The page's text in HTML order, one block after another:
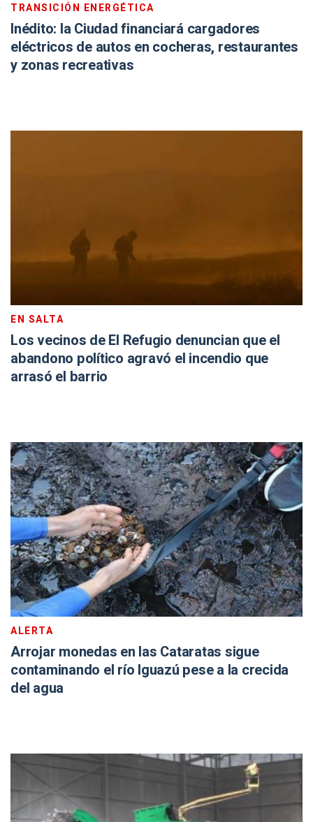
TRANSICIÓN ENERGÉTICA
Inédito: la Ciudad financiará cargadores
eléctricos de autos en cocheras, restaurantes
y zonas recreativas
EN SALTA
Los vecinos de El Refugio denuncian que el
abandono político agravó el incendio que
arrasó el barrio
ALERTA
Arrojar monedas en las Cataratas sigue
contaminando el río Iguazú pese a la crecida
del agua